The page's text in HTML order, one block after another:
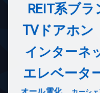
REIT系ブ
TVドアホン
インターネ
エレベータ